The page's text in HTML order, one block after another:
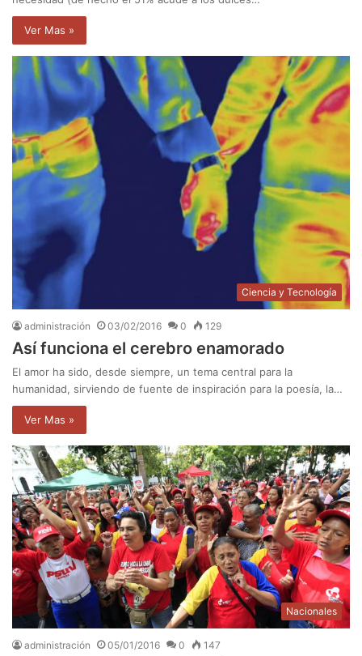
Ver Mas »
Ciencia y Tecnología
administración 03/02/2016 0 129
Así funciona el cerebro enamorado
El amor ha sido, desde siempre, un tema central para la
humanidad, sirviendo de fuente de inspiración para la poesía, la…
Ver Mas »
Nacionales
administración 05/01/2016 0 147